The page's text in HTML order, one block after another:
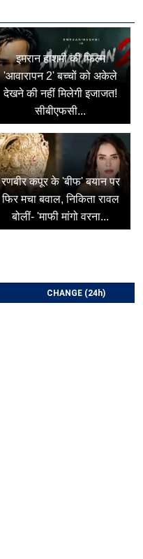
इमरान हाशमी की फिल्म
'आवारापन 2' बच्चों को अकेले
देखने की नहीं मिलेगी इजाजत!
सीबीएफसी...
रणबीर कपूर के 'बीफ' बयान पर
फिर मचा बवाल, निकिता रावल
बोलीं- 'माफी मांगो वरना...